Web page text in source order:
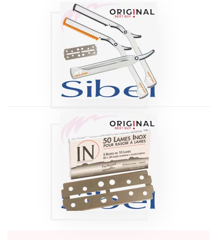
RASOIR DOUBLE
UTILISATION IN
DOUBLE
Produits
LAMES DE
RECHANGE IN
DOUBLE X50
Produits